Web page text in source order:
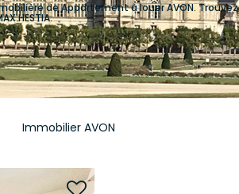
de Appartement à louer AVON.
HESTIA.
Immobilier AVON